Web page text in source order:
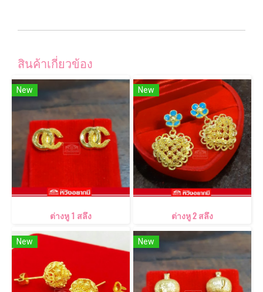
สินค้าเกี่ยวข้อง
New
ต่างหู 1 สลึง
New
ต่างหู 2 สลึง
New New